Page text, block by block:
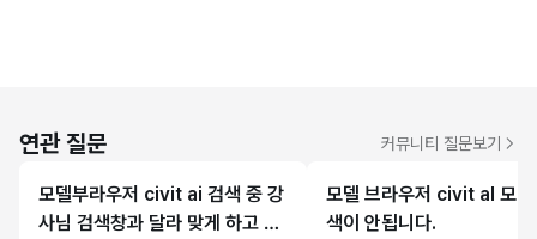
연관 질문 커뮤니티 질문보기
모델부라우저 civit ai 검색 중 강
사님 검색창과 달라 맞게 하고 있
모델 브라우저 civit al 모델
색이 안됩니다.